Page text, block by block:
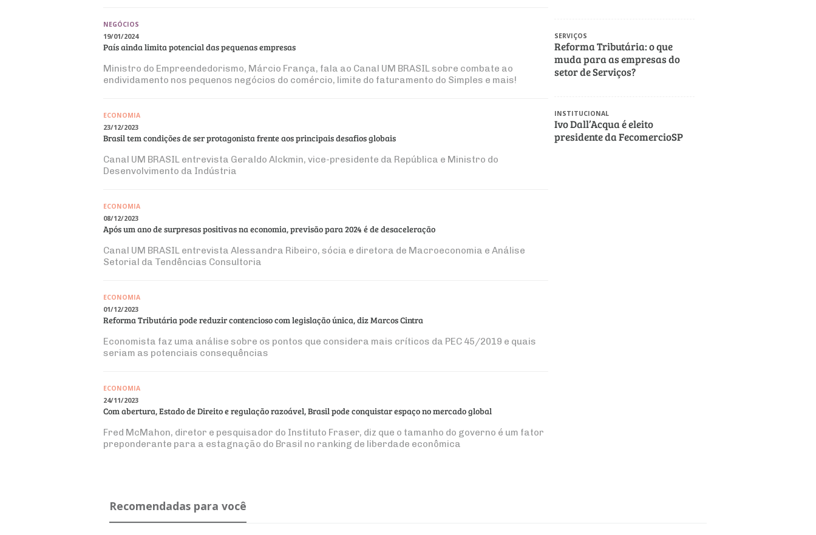
NEGÓCIOS
19/01/2024
País ainda limita potencial das pequenas empresas
Ministro do Empreendedorismo, Márcio França, fala ao Canal UM BRASIL sobre combate ao
endividamento nos pequenos negócios do comércio, limite do faturamento do Simples e mais!
ECONOMIA
23/12/2023
Brasil tem condições de ser protagonista frente aos principais desafios globais
Canal UM BRASIL entrevista Geraldo Alckmin, vice-presidente da República e Ministro do
Desenvolvimento da Indústria
ECONOMIA
08/12/2023
Após um ano de surpresas positivas na economia, previsão para 2024 é de desaceleração
Canal UM BRASIL entrevista Alessandra Ribeiro, sócia e diretora de Macroeconomia e Análise
Setorial da Tendências Consultoria
ECONOMIA
01/12/2023
Reforma Tributária pode reduzir contencioso com legislação única, diz Marcos Cintra
Economista faz uma análise sobre os pontos que considera mais críticos da PEC 45/2019 e quais
seriam as potenciais consequências
ECONOMIA
24/11/2023
Com abertura, Estado de Direito e regulação razoável, Brasil pode conquistar espaço no mercado global
Fred McMahon, diretor e pesquisador do Instituto Fraser, diz que o tamanho do governo é um fator
preponderante para a estagnação do Brasil no ranking de liberdade econômica
SERVIÇOS
Reforma Tributária: o que
muda para as empresas do
setor de Serviços?
INSTITUCIONAL
Ivo Dall’Acqua é eleito
presidente da FecomercioSP
Recomendadas para você